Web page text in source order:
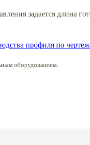
задается длина
профиля по
оборудованием.